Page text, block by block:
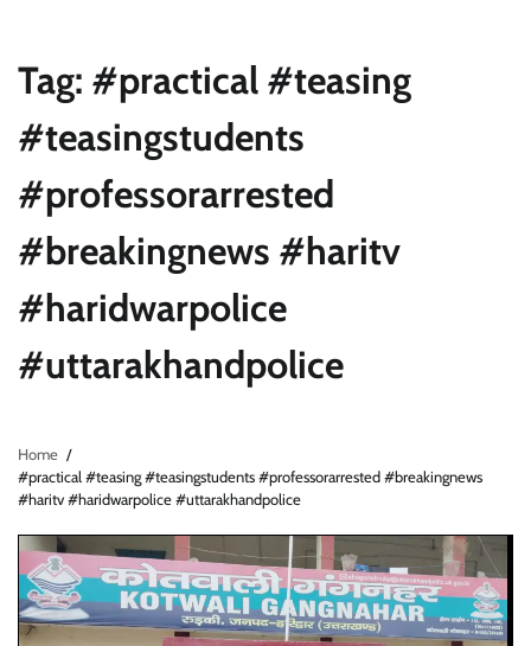
Tag: #practical #teasing
#teasingstudents
#professorarrested
#breakingnews #haritv
#haridwarpolice
#uttarakhandpolice
Home
#practical #teasing #teasingstudents #professorarrested #breakingnews
#haritv #haridwarpolice #uttarakhandpolice